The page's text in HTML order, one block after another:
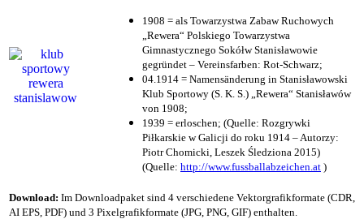
1908 = als Towarzystwa Zabaw Ruchowych
„Rewera“ Polskiego Towarzystwa
Gimnastycznego Sokółw Stanisławowie
gegründet – Vereinsfarben: Rot-Schwarz;
04.1914 = Namensänderung in Stanisławowski
Klub Sportowy (S. K. S.) „Rewera“ Stanisławów
von 1908;
1939 = erloschen; (Quelle: Rozgrywki
Piłkarskie w Galicji do roku 1914 – Autorzy:
Piotr Chomicki, Leszek Śledziona 2015)
(Quelle: http://www.fussballabzeichen.at )
Download: Im Downloadpaket sind 4 verschiedene Vektorgrafikformate (CDR,
AI EPS, PDF) und 3 Pixelgrafikformate (JPG, PNG, GIF) enthalten.